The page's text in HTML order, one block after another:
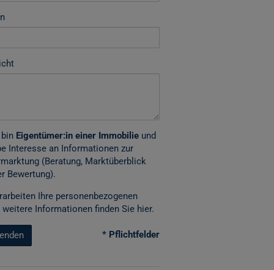
Eigentümer:in einer Immobilieund
Interesse an Informationen zur
(Beratung, Marktüberblick
Bewertung).
Ihre personenbezogenen
weitere Informationen finden Sie hier.
* Pflichtfelder